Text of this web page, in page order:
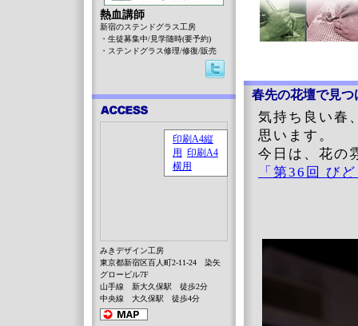
春先の花壇で見つ
気持ち良い春
思います。
今日は、花の
「第36回 び
熱血講師
新宿のステンドグラス工房
・生徒募集中/見学随時(要予約)
・ステンドグラス修理/修復/販売
みきデザイン工房
東京都新宿区百人町2-11-24 染矢
グロービル7F
山手線 新大久保駅 徒歩2分
中央線 大久保駅 徒歩4分